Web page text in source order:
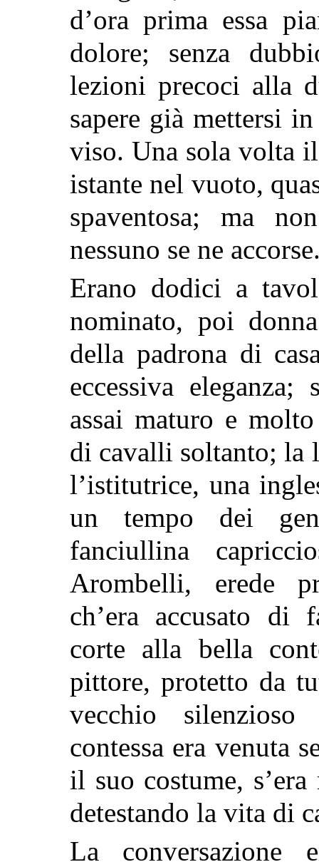
d’ora prima essa
dolore; senza
lezioni precoci alla
sapere già mettersi
viso. Una sola volta
istante nel vuoto,
spaventosa; ma
nessuno se ne
Erano dodici a
nominato, poi
della padrona di
eccessiva
assai maturo e
di cavalli soltanto; la
l’istitutrice, una
un tempo dei
fanciullina
Arombelli, erede
ch’era accusato di
corte alla bella
pittore, protetto da
vecchio
contessa era venuta
il suo costume,
detestando la vita di
La conversazione